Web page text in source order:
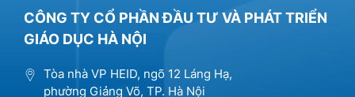
CÔNG TY CỔ PHẦN ĐẦU TƯ VÀ PHÁT TRIỂN
GIÁO DỤC HÀ NỘI
Tòa nhà VP HEID, ngõ 12 Láng Hạ,
phường Giảng Võ, TP. Hà Nội